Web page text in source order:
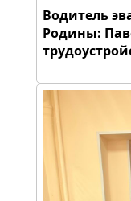
Водитель
Родины: